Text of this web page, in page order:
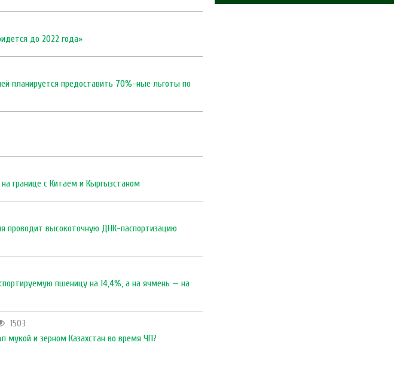
до 2022 года»
планируется предоставить 70%-ные льготы по
границе с Китаем и Кыргызстаном
проводит высокоточную ДНК-паспортизацию
пшеницу на 14,4%, а на ячмень — на
1503
мукой и зерном Казахстан во время ЧП?